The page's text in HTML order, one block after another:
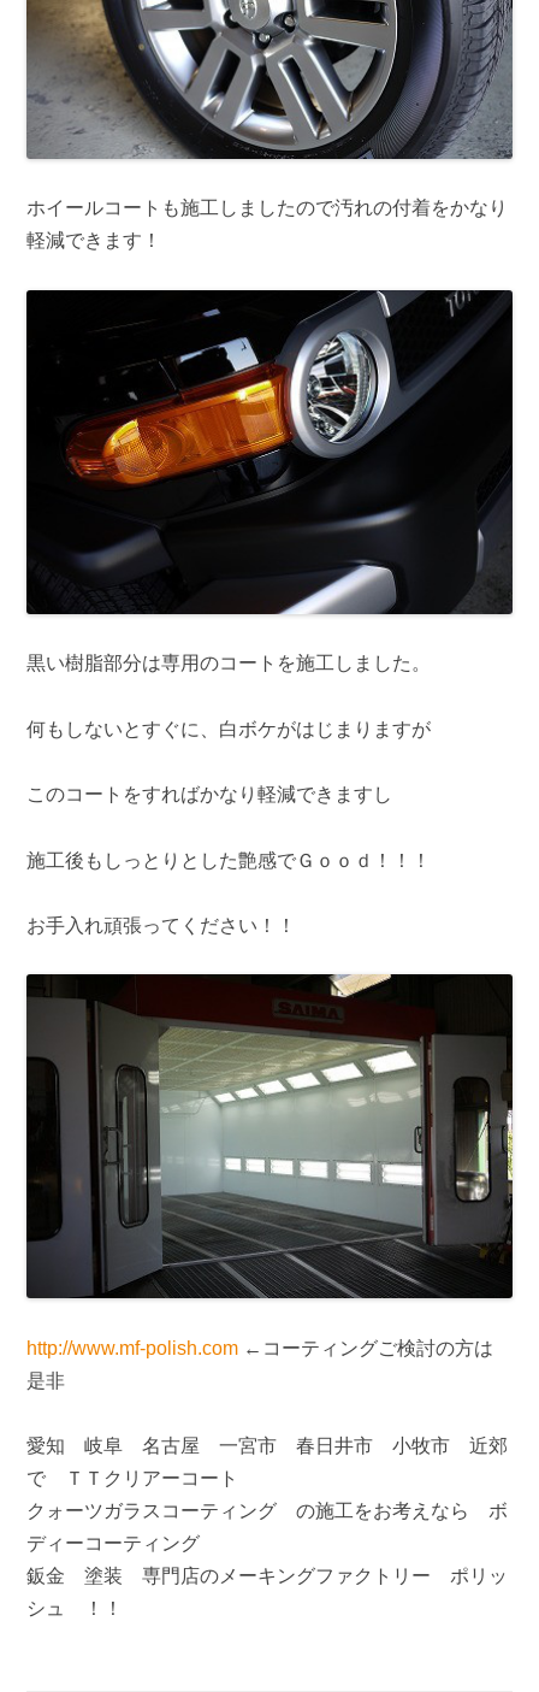
ホイールコートも施工しましたので汚れの付着をかなり
軽減できます！
黒い樹脂部分は専用のコートを施工しました。
何もしないとすぐに、白ボケがはじまりますが
このコートをすればかなり軽減できますし
施工後もしっとりとした艶感でＧｏｏｄ！！！
お手入れ頑張ってください！！
http://www.mf-polish.com ←コーティングご検討の方は
是非
愛知 岐阜 名古屋 一宮市 春日井市 小牧市 近郊
で ＴＴクリアーコート
クォーツガラスコーティング の施工をお考えなら ボ
ディーコーティング
鈑金 塗装 専門店のメーキングファクトリー ポリッ
シュ ！！